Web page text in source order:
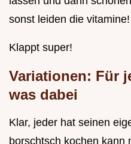
sonst leiden die
Klappt super!
Variationen: Für
was dabei
Klar, jeder hat seinen
borschtsch kochen kann